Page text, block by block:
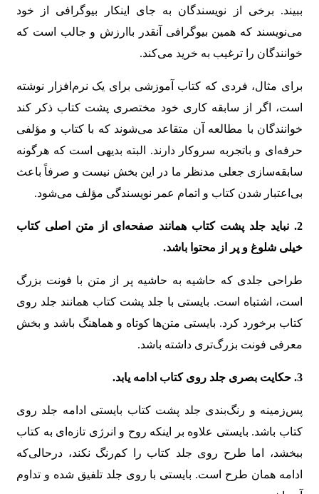
ببیند. برخی از نویسندگان به جای اینکار بیوگرافی از خود
می‌نویسند که همین بیوگرافی آنقدر باارزش و جالب است که
خوانندگان را ترغیب به خرید می‌کند.
برای مثال، فردی که کتاب آموزشی برای یک نرم‌افزار نوشته
است، اگر از سابقه کاری خود مختصری پشت کتاب ذکر کند
خوانندگان با مطالعه آن متقاعد می‌شوند که با کتاب و مؤلفی
حرفه‌ای و باتجربه سروکار دارند. البته بدیهی است که هرگونه
سابقه‌سازی جعلی مدنظر ما در این بخش نیست و صرفاً باعث
بی‌اعتبار شدن کتاب و اتمام عمر نویسندگی مؤلف می‌شود.
2. نباید جلد پشت کتاب همانند صفحه‌ای از متن اصلی کتاب
خیلی شلوغ و پر از محتوا باشد.
طراحی جلدی که حاشیه به حاشیه پر از متن با فونت بزرگ
است، اشتباه است. بایستی با جلد پشت کتاب همانند جلد روی
کتاب برخورد کرد. بایستی متن‌ها کوتاه و هماهنگ باشد و بخش
معرفی فونت بزرگ‌تری داشته باشد.
3. حکایت بصری جلد روی کتاب ادامه یابد.
پس‌زمینه و رنگ‌بندی جلد پشت کتاب بایستی ادامه جلد روی
کتاب باشد. بایستی علاوه بر اینکه روح و انرژی تازه‌ای به کتاب
ببخشد، اما طرح روی جلد کتاب را کم‌رنگ نکند، درحالی‌که
ادامه همان طرح است. بایستی با روی جلد تلفیق شده و تداوم